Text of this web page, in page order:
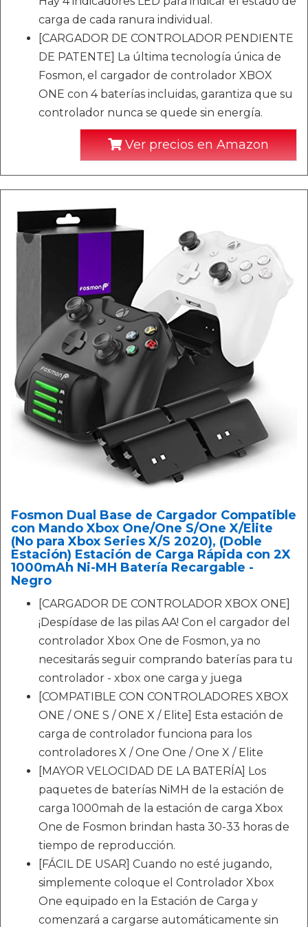
carga de cada ranura individual.
[CARGADOR DE CONTROLADOR PENDIENTE
DE PATENTE] La última tecnología única de
Fosmon, el cargador de controlador XBOX
ONE con 4 baterías incluidas, garantiza que su
controlador nunca se quede sin energía.
Ver precios en Amazon
Fosmon Dual Base de Cargador Compatible
con Mando Xbox One/One S/One X/Elite
(No para Xbox Series X/S 2020), (Doble
Estación) Estación de Carga Rápida con 2X
1000mAh Ni-MH Batería Recargable -
Negro
[CARGADOR DE CONTROLADOR XBOX ONE]
¡Despídase de las pilas AA! Con el cargador del
controlador Xbox One de Fosmon, ya no
necesitarás seguir comprando baterías para tu
controlador - xbox one carga y juega
[COMPATIBLE CON CONTROLADORES XBOX
ONE / ONE S / ONE X / Elite] Esta estación de
carga de controlador funciona para los
controladores X / One One / One X / Elite
[MAYOR VELOCIDAD DE LA BATERÍA] Los
paquetes de baterías NiMH de la estación de
carga 1000mah de la estación de carga Xbox
One de Fosmon brindan hasta 30-33 horas de
tiempo de reproducción.
[FÁCIL DE USAR] Cuando no esté jugando,
simplemente coloque el Controlador Xbox
One equipado en la Estación de Carga y
comenzará a cargarse automáticamente sin